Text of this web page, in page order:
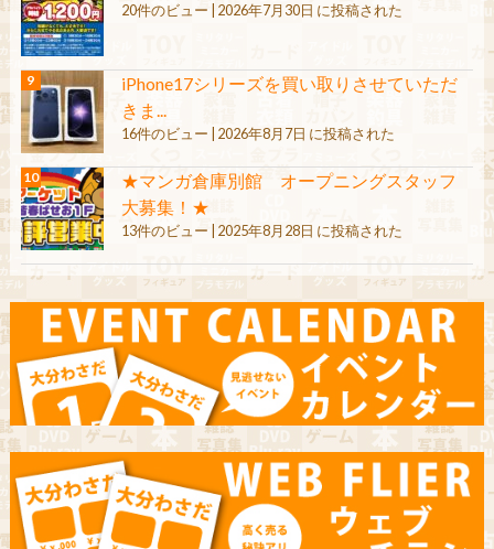
20件のビュー 2026年7月30日 に投稿された
iPhone17シリーズを買い取りさせていただ
きま...
16件のビュー 2026年8月7日 に投稿された
★マンガ倉庫別館 オープニングスタッフ
大募集！★
13件のビュー 2025年8月28日 に投稿された